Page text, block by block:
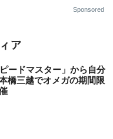
Sponsored
ードマスター」から自分
橋三越でオメガの期間限